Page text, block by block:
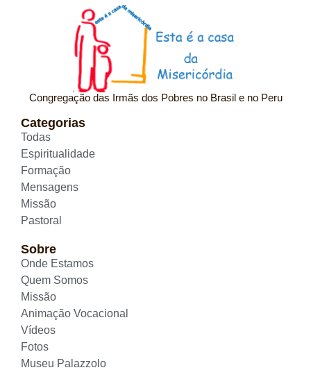
Congregação das Irmãs dos Pobres no Brasil e no Peru
Categorias
Todas
Espiritualidade
Formação
Mensagens
Missão
Pastoral
Sobre
Onde Estamos
Quem Somos
Missão
Animação Vocacional
Vídeos
Fotos
Museu Palazzolo